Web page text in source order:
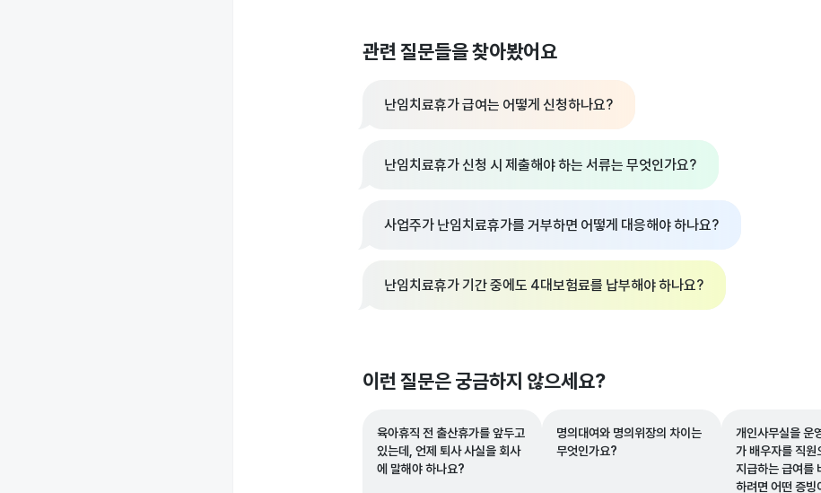
관련 질문들을 찾아봤어요
난임치료휴가 급여는 어떻게 신청하나요?
난임치료휴가 신청 시 제출해야 하는 서류는 무엇인가요?
사업주가 난임치료휴가를 거부하면 어떻게 대응해야 하나요?
난임치료휴가 기간 중에도 4대보험료를 납부해야 하나요?
이런 질문은 궁금하지 않으세요?
육아휴직 전 출산휴가를 앞두고
있는데, 언제 퇴사 사실을 회사
에 말해야 하나요?
명의대여와 명의위장의 차이는
무엇인가요?
개인사무실을 운
가 배우자를 직원
지급하는 급여를
하려면 어떤 증빙